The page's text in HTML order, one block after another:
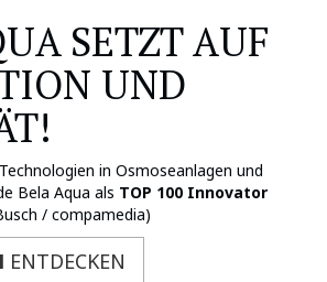
SETZT AUF
UND
in Osmoseanlagen und
Bela Aqua als TOP 100 Innovator
/ compamedia)
ENTDECKEN